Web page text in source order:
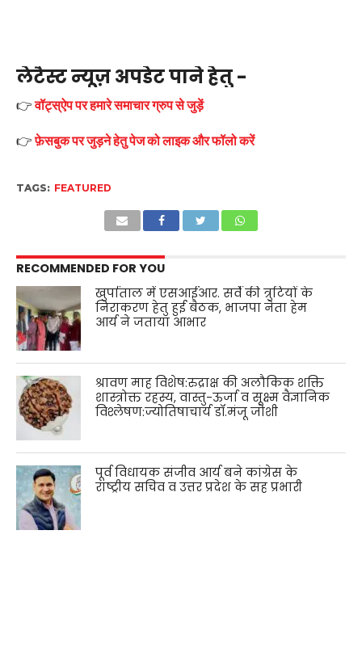
लेटैस्ट न्यूज़ अपडेट पाने हेतु -
👉वॉट्स्ऐप पर हमारे समाचार ग्रुप से जुड़ें
👉फ़ेसबुक पर जुड़ने हेतु पेज को लाइक और फॉलो करें
TAGS: FEATURED
RECOMMENDED FOR YOU
खुर्पाताल में एसआईआर. सर्वे की त्रुटियों के
निराकरण हेतु हुई बैठक, भाजपा नेता हेम
आर्य ने जताया आभार
श्रावण माह विशेष:रुद्राक्ष की अलौकिक शक्ति
शास्त्रोक्त रहस्य, वास्तु-ऊर्जा व सूक्ष्म वैज्ञानिक
विश्लेषण:ज्योतिषाचार्य डॉ.मंजू जोशी
पूर्व विधायक संजीव आर्य बने कांग्रेस के
राष्ट्रीय सचिव व उत्तर प्रदेश के सह प्रभारी